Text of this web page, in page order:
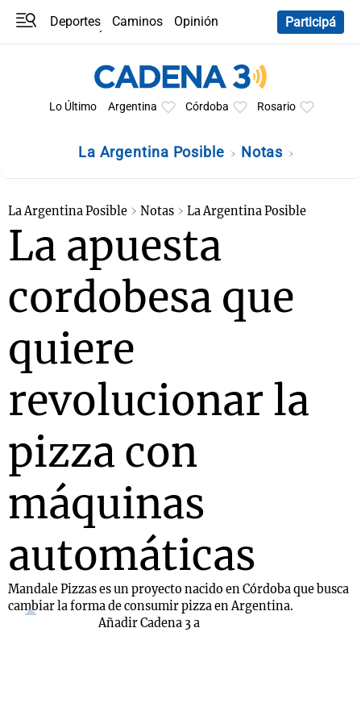
Deportes Caminos
Opinión
Participá
Lo Último Argentina Córdoba Rosario
La Argentina Posible Notas
La Argentina Posible Notas La Argentina Posible
La apuesta
cordobesa que
quiere
revolucionar la
pizza con
máquinas
automáticas
Mandale Pizzas es un proyecto nacido en Córdoba que busca
cambiar la forma de consumir pizza en Argentina.
Añadir Cadena 3 a